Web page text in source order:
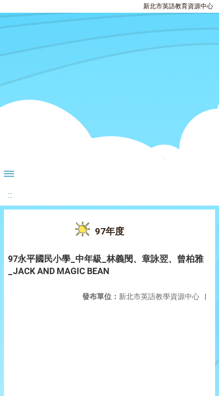
新北市英語教育資源中心
:::
97年度
97永平國民小學_中年級_林義閔、章詠翌、曾柏雅
_JACK AND MAGIC BEAN
發布單位： 新北市英語教學資源中心 |